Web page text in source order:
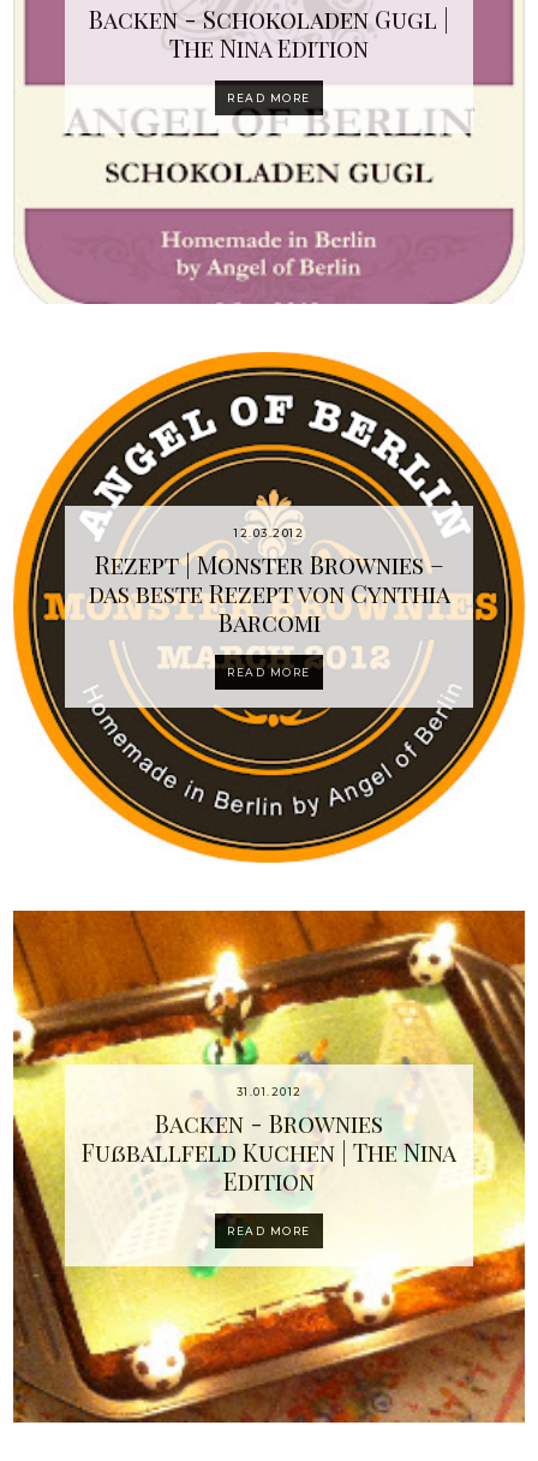
Backen - Schokoladen Gugl |
The Nina Edition
READ MORE
12.03.2012
Rezept | Monster Brownies –
das beste Rezept von Cynthia
Barcomi
READ MORE
31.01.2012
Backen - Brownies
Fußballfeld Kuchen | The Nina
Edition
READ MORE